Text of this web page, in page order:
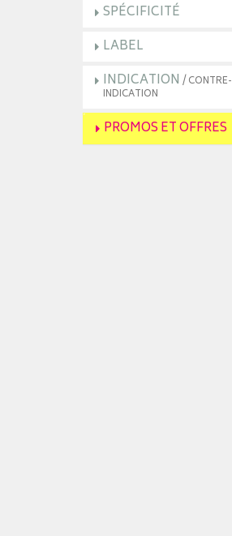
SPÉCIFICITÉ
LABEL
INDICATION / CONTRE-
INDICATION
PROMOS ET OFFRES